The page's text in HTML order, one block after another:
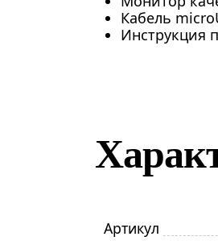
Кабель
Инструкция
Артикул